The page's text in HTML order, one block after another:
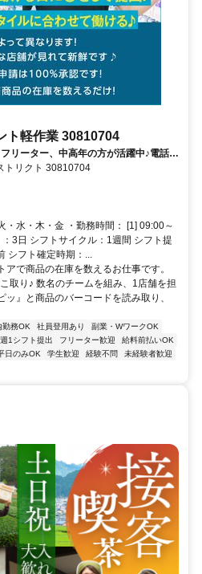
ト軽作業 30810704
リーター、中高年の方が活躍中♪電話面
要！
リクト 30810704
・水・木・金 ・勤務時間： [1] 09:00～
3日 シフトサイクル：1週間 シフト提
シフト確定時期：...
で商品の在庫を数えるお仕事です。
取り♪ 数名のチームを組み、1店舗を担
』と商品のバーコードを読み取り、
勤務OK 社員登用あり
副業・WワークOK
週1シフト提出 フリーター歓迎
給料前払いOK
日のみOK 学生歓迎 経験不問
未経験者歓迎